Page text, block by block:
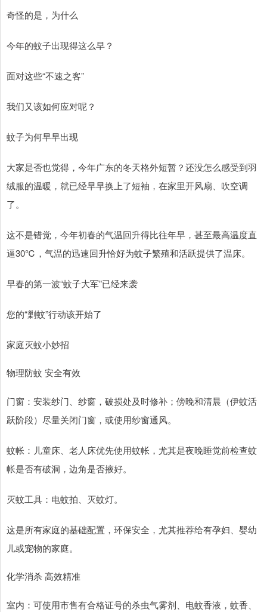
奇怪的是，为什么
今年的蚊子出现得这么早？
面对这些“不速之客”
我们又该如何应对呢？
蚊子为何早早出现
大家是否也觉得，今年广东的冬天格外短暂？还没怎么感受到羽
绒服的温暖，就已经早早换上了短袖，在家里开风扇、吹空调
了。
这不是错觉，今年初春的气温回升得比往年早，甚至最高温度直
逼30℃，气温的迅速回升恰好为蚊子繁殖和活跃提供了温床。
早春的第一波“蚊子大军”已经来袭
您的“剿蚊”行动该开始了
家庭灭蚊小妙招
物理防蚊 安全有效
门窗：安装纱门、纱窗，破损处及时修补；傍晚和清晨（伊蚊活
跃阶段）尽量关闭门窗，或使用纱窗通风。
️蚊帐：儿童床、老人床优先使用蚊帐，尤其是夜晚睡觉前检查蚊
帐是否有破洞，边角是否掖好。
灭蚊工具：电蚊拍、灭蚊灯。
这是所有家庭的基础配置，环保安全，尤其推荐给有孕妇、婴幼
儿或宠物的家庭。
化学消杀 高效精准
室内：可使用市售有合格证号的杀虫气雾剂、电蚊香液，蚊香、